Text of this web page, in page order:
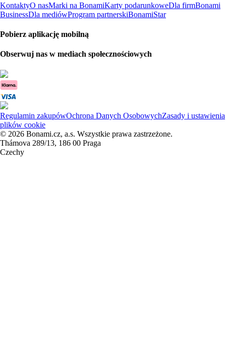
KontaktyO nasMarki na BonamiKarty podarunkoweDla firmBonami
BusinessDla mediówProgram partnerskiBonamiStar
Pobierz aplikację mobilną
Obserwuj nas w mediach społecznościowych
Regulamin zakupówOchrona Danych OsobowychZasady i ustawienia
plików cookie
© 2026 Bonami.cz, a.s. Wszystkie prawa zastrzeżone.
Thámova 289/13, 186 00 Praga
Czechy